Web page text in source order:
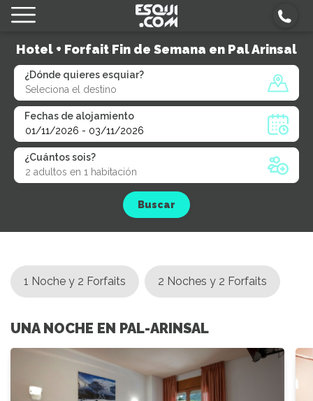
Hotel + Forfait Fin de Semana en Pal Arinsal
¿Dónde quieres esquiar?
Fechas de alojamiento
¿Cuántos sois?
Buscar
1 Noche y 2 Forfaits 2 Noches y 2 Forfaits
UNA NOCHE EN PAL-ARINSAL